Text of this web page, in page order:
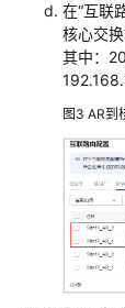
换
机
+云
AP
组
网
场
景
防
火
在“互联
核心交
其中：
图3 AR到